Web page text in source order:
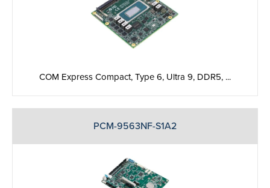
COM Express Compact, Type 6, Ultra 9, DDR5, ...
PCM-9563NF-S1A2